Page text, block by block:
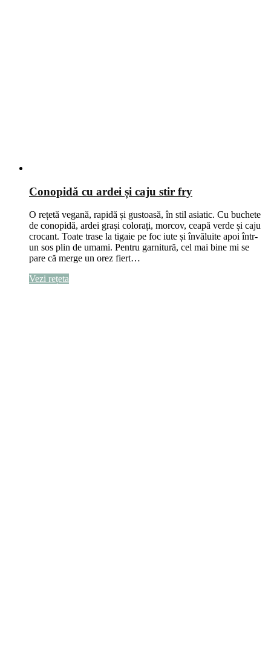
Conopidă cu ardei și caju stir fry
O rețetă vegană, rapidă și gustoasă, în stil asiatic. Cu buchete
de conopidă, ardei grași colorați, morcov, ceapă verde și caju
crocant. Toate trase la tigaie pe foc iute și învăluite apoi într-
un sos plin de umami. Pentru garnitură, cel mai bine mi se
pare că merge un orez fiert…
Vezi rețeta